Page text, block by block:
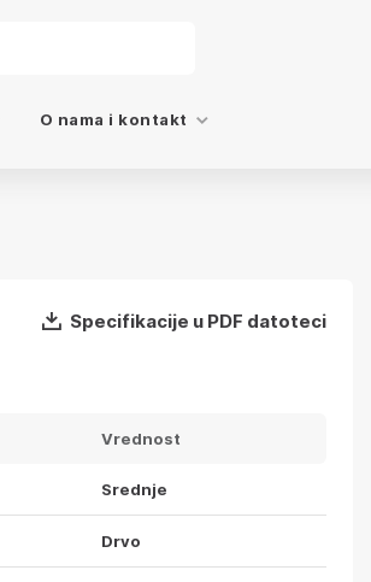
O nama i kontakt
Specifikacije u PDF datoteci
Vrednost
Srednje
Drvo